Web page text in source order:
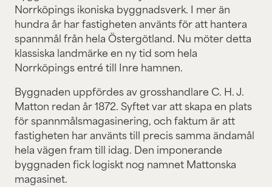
Norrköpings ikoniska byggnadsverk. I mer än
hundra år har fastigheten använts för att hantera
spannmål från hela Östergötland. Nu möter detta
klassiska landmärke en ny tid som hela
Norrköpings entré till Inre hamnen.
Byggnaden uppfördes av grosshandlare C. H. J.
Matton redan år 1872. Syftet var att skapa en plats
för spannmålsmagasinering, och faktum är att
fastigheten har använts till precis samma ändamål
hela vägen fram till idag. Den imponerande
byggnaden fick logiskt nog namnet Mattonska
magasinet.